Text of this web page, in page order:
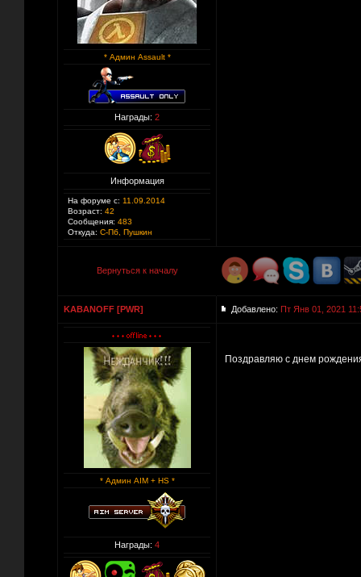
* Админ Assault *
Награды: 2
Информация
На форуме с: 11.09.2014
Возраст: 42
Сообщения: 483
Откуда: С-Пб, Пушкин
Вернуться к началу
KABANOFF [PWR] Добавлено: Пт Янв 01, 2021
* Админ AIM + HS *
Награды: 4
Поздравляю с днем